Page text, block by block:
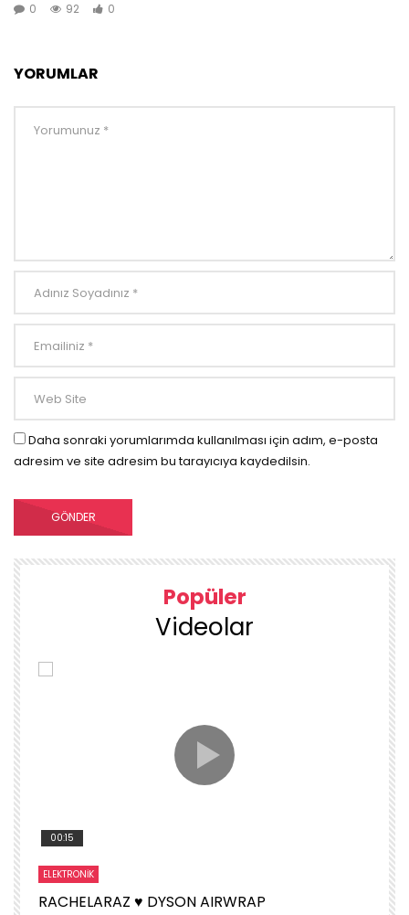
0
92 0
YORUMLAR
Daha sonraki yorumlarımda kullanılması için adım, e-posta
adresim ve site adresim bu tarayıcıya kaydedilsin.
Popüler
Videolar
00:15
ELEKTRONIK
RACHELARAZ ♥️ DYSON AIRWRAP